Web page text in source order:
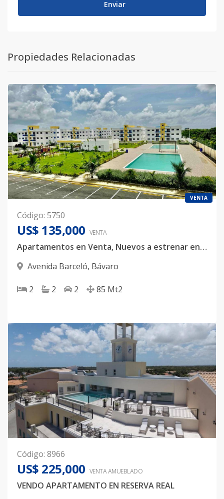
Enviar
Propiedades Relacionadas
VENTA
Código: 5750
US$ 135,000 VENTA
Apartamentos en Venta, Nuevos a estrenar en Bávaro-Punta Cana.
Avenida Barceló, Bávaro
2 2 2 85 Mt2
Código: 8966
US$ 225,000 VENTA AMUEBLADO
VENDO APARTAMENTO EN RESERVA REAL